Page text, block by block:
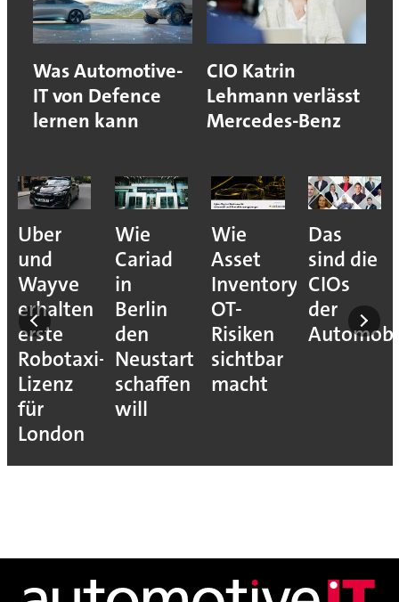
Was Automotive-
IT von Defence
lernen kann
CIO Katrin
Lehmann verlässt
Mercedes-Benz
Uber
und
Wayve
erhalten
erste
Robotaxi-
Lizenz
für
London
Wie
Cariad
in
Berlin
den
Neustart
schaffen
will
Wie
Asset
Inventory
OT-
Risiken
sichtbar
macht
Das
sind die
CIOs
der